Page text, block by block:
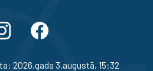
2026.gada 3.augustā, 15:32